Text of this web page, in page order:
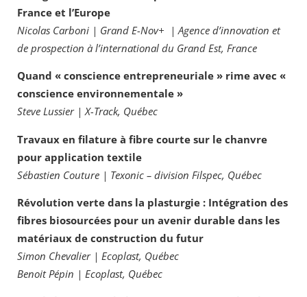
France et l’Europe
Nicolas Carboni | Grand E-Nov+ | Agence d’innovation et
de prospection à l’international du Grand Est, France
Quand « conscience entrepreneuriale » rime avec «
conscience environnementale »
Steve Lussier | X-Track, Québec
Travaux en filature à fibre courte sur le chanvre
pour application textile
Sébastien Couture | Texonic – division Filspec, Québec
Révolution verte dans la plasturgie : Intégration des
fibres biosourcées pour un avenir durable dans les
matériaux de construction du futur
Simon Chevalier | Ecoplast, Québec
Benoit Pépin | Ecoplast, Québec